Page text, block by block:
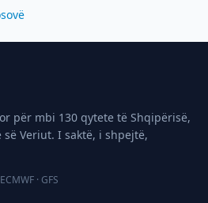
për mbi 130 qytete të Shqipërisë,
së Veriut. I saktë, i shpejtë,
· GFS